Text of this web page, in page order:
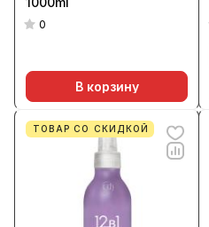
0
В корзину
ТОВАР СО СКИДКОЙ